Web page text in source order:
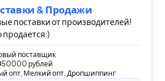
& Продажи
поставки от производителей!
продается:)
поставщик
50000 рублей
опт, Мелкий опт, Дропшиппинг